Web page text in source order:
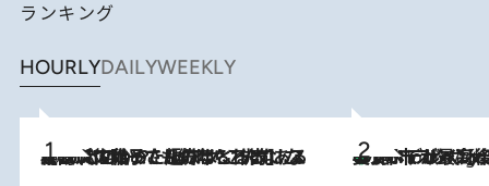
ランキング
HOURLYDAILYWEEKLY
2026.8.5
【阿川佐和子さんの年とる力】なぜ70代で始めた趣味は“こんなに楽しい”のか？ ピアノ、俳句…スランプに陥っても続けられる“ある秘訣”とは 10 Hours Ago
美食、デザイン、ホスピタリティのすべてが最高峰！ ノルウェー第4の都市スタヴァンゲルの